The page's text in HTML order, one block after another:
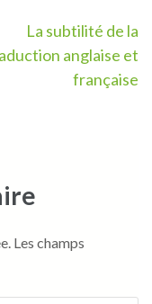
La subtilité de la
anglaise et
française
Les champs